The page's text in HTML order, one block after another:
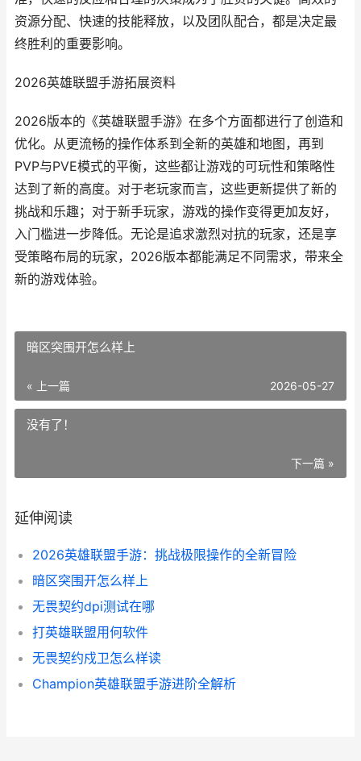
资源分配、快速的技能释放，以及团队配合，都是决定最
终胜利的重要影响。
2026英雄联盟手游拓展资料
2026版本的《英雄联盟手游》在多个方面都进行了创造和
优化。从更流畅的操作体系到全新的英雄和地图，再到
PVP与PVE模式的平衡，这些都让游戏的可玩性和策略性
达到了新的高度。对于老玩家而言，这些更新提供了新的
挑战和乐趣；对于新手玩家，游戏的操作变得更加友好，
入门槛进一步降低。无论是追求激烈对抗的玩家，还是享
受策略布局的玩家，2026版本都能满足不同需求，带来全
新的游戏体验。
暗区突围开怎么样上
« 上一篇 2026-05-27
没有了！
下一篇 »
延伸阅读
2026英雄联盟手游：挑战极限操作的全新冒险
暗区突围开怎么样上
无畏契约dpi测试在哪
打英雄联盟用何软件
无畏契约戍卫怎么样读
Champion英雄联盟手游进阶全解析